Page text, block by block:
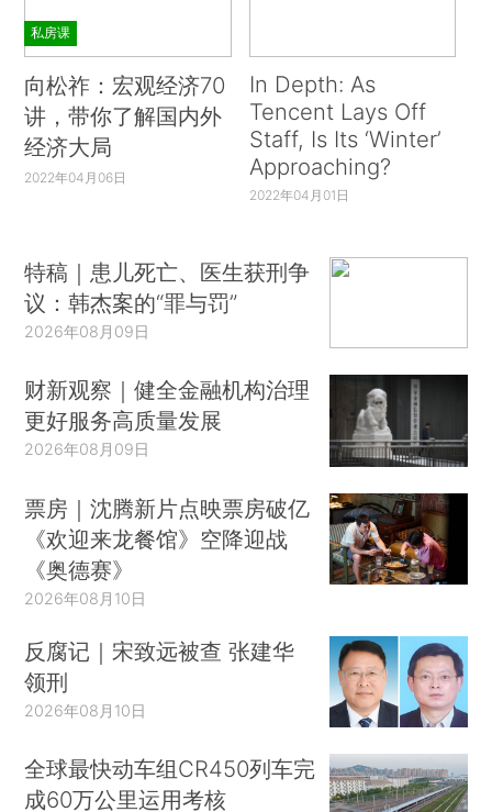
私房课
向松祚：宏观经济70
讲，带你了解国内外
经济大局
2022年04月06日
In Depth: As
Tencent Lays Off
Staff, Is Its ‘Winter’
Approaching?
2022年04月01日
特稿｜患儿死亡、医生获刑争
议：韩杰案的“罪与罚”
2026年08月09日
财新观察｜健全金融机构治理
更好服务高质量发展
2026年08月09日
票房｜沈腾新片点映票房破亿
《欢迎来龙餐馆》空降迎战
《奥德赛》
2026年08月10日
反腐记｜宋致远被查 张建华
领刑
2026年08月10日
全球最快动车组CR450列车完
成60万公里运用考核